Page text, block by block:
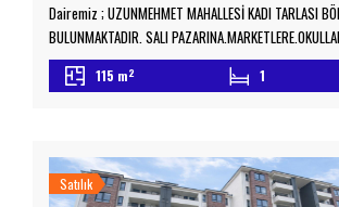
Dairemiz ; UZUNMEHMET MAHALLESİ KADI TARLASI
BULUNMAKTADIR. SALI
ALANINA YÜRÜME MESAFESİNDEDİR. SAHİİLE,OKULLAR
MERKEZİNE ASKERİYEYE, ADLİYEYE,VERGİ DAİRESİNE
TAŞINMAZ TİCARETİ YETKİ BELGESİ NO:6700078
115 m2 1
Satılık